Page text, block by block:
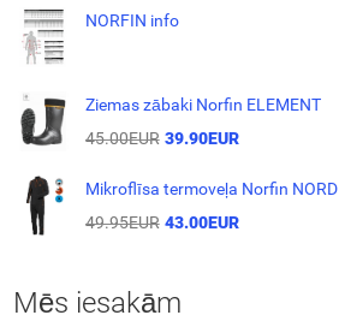
NORFIN info
Ziemas zābaki Norfin ELEMENT
45.00EUR 39.90EUR
Mikroflīsa termoveļa Norfin NORD
49.95EUR 43.00EUR
Mēs iesakām